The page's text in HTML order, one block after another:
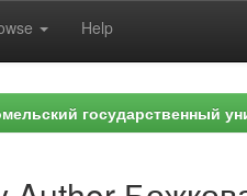
Help
государственный